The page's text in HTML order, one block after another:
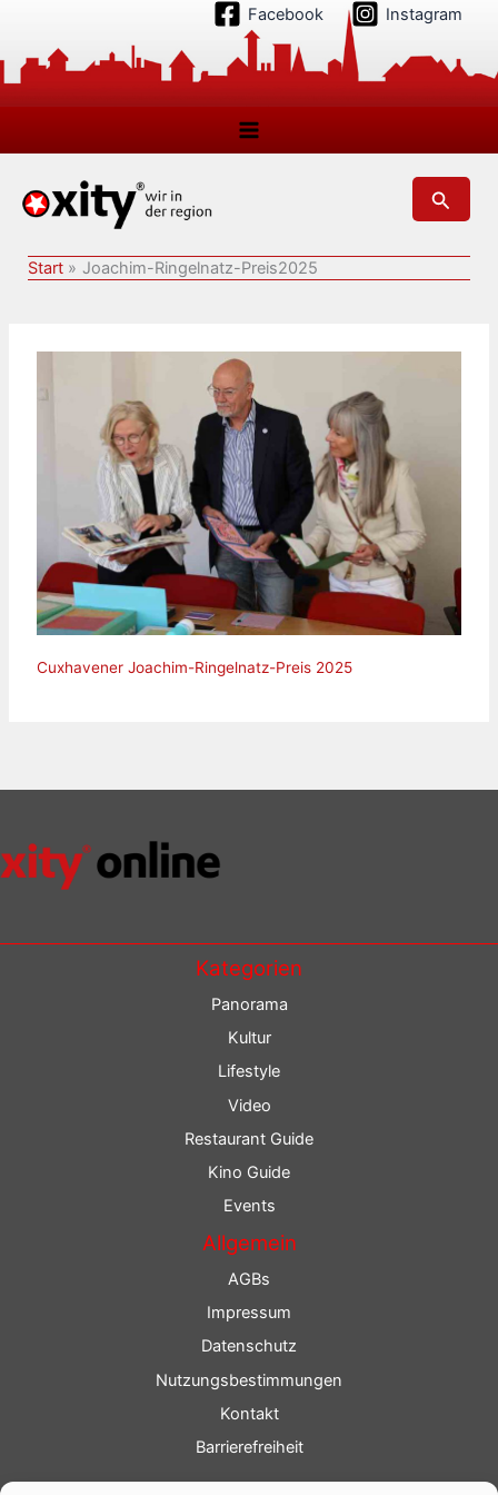
springen
Facebook Instagram
Suchen
Start Joachim-Ringelnatz-Preis2025
Cuxhavener Joachim-Ringelnatz-Preis 2025
Kategorien
Panorama
Kultur
Lifestyle
Video
Restaurant Guide
Kino Guide
Events
Allgemein
AGBs
Impressum
Datenschutz
Nutzungsbestimmungen
Kontakt
Barrierefreiheit